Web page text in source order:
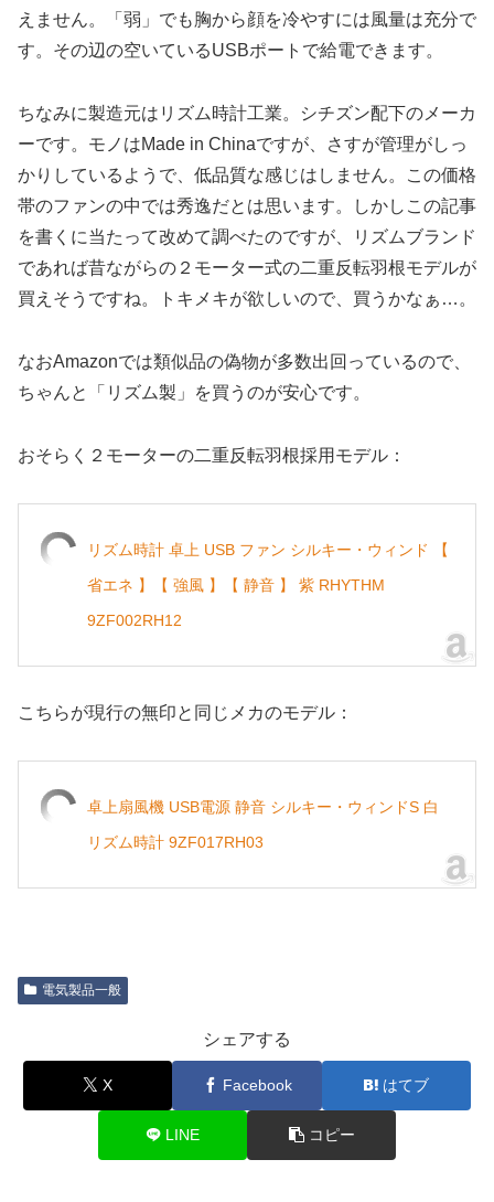
えません。「弱」でも胸から顔を冷やすには風量は充分で
す。その辺の空いているUSBポートで給電できます。
ちなみに製造元はリズム時計工業。シチズン配下のメーカ
ーです。モノはMade in Chinaですが、さすが管理がしっ
かりしているようで、低品質な感じはしません。この価格
帯のファンの中では秀逸だとは思います。しかしこの記事
を書くに当たって改めて調べたのですが、リズムブランド
であれば昔ながらの２モーター式の二重反転羽根モデルが
買えそうですね。トキメキが欲しいので、買うかなぁ…。
なおAmazonでは類似品の偽物が多数出回っているので、
ちゃんと「リズム製」を買うのが安心です。
おそらく２モーターの二重反転羽根採用モデル：
リズム時計 卓上 USB ファン シルキー・ウィンド 【
省エネ 】【 強風 】【 静音 】 紫 RHYTHM
9ZF002RH12
こちらが現行の無印と同じメカのモデル：
卓上扇風機 USB電源 静音 シルキー・ウィンドS 白
リズム時計 9ZF017RH03
電気製品一般
シェアする
X Facebook はてブ
LINE コピー